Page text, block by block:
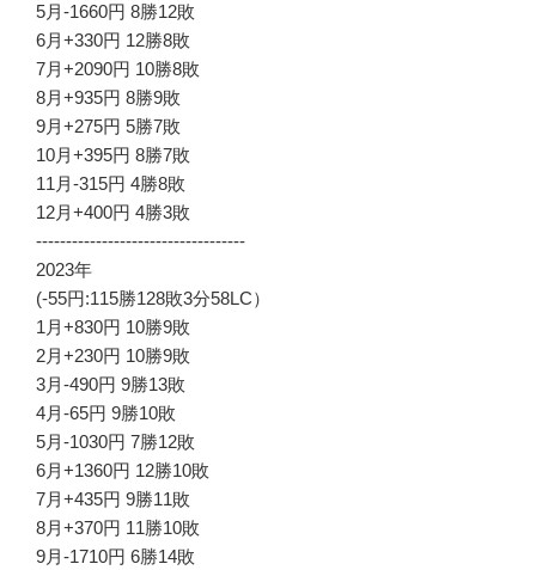
5月-1660円 8勝12敗
6月+330円 12勝8敗
7月+2090円 10勝8敗
8月+935円 8勝9敗
9月+275円 5勝7敗
10月+395円 8勝7敗
11月-315円 4勝8敗
12月+400円 4勝3敗
-----------------------------------
2023年
(-55円:115勝128敗3分58LC）
1月+830円 10勝9敗
2月+230円 10勝9敗
3月-490円 9勝13敗
4月-65円 9勝10敗
5月-1030円 7勝12敗
6月+1360円 12勝10敗
7月+435円 9勝11敗
8月+370円 11勝10敗
9月-1710円 6勝14敗